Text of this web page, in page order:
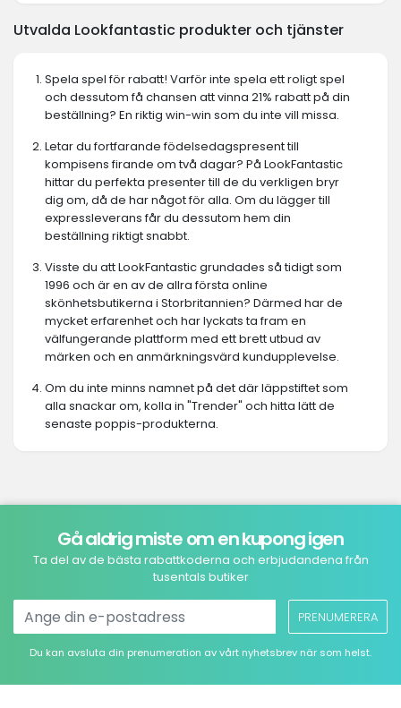
Utvalda Lookfantastic produkter och tjänster
Spela spel för rabatt! Varför inte spela ett roligt spel
och dessutom få chansen att vinna 21% rabatt på din
beställning? En riktig win-win som du inte vill missa.
Letar du fortfarande födelsedagspresent till
kompisens firande om två dagar? På LookFantastic
hittar du perfekta presenter till de du verkligen bryr
dig om, då de har något för alla. Om du lägger till
expressleverans får du dessutom hem din
beställning riktigt snabbt.
Visste du att LookFantastic grundades så tidigt som
1996 och är en av de allra första online
skönhetsbutikerna i Storbritannien? Därmed har de
mycket erfarenhet och har lyckats ta fram en
välfungerande plattform med ett brett utbud av
märken och en anmärkningsvärd kundupplevelse.
Om du inte minns namnet på det där läppstiftet som
alla snackar om, kolla in "Trender" och hitta lätt de
senaste poppis-produkterna.
Gå aldrig miste om en kupong igen
Ta del av de bästa rabattkoderna och erbjudandena från
tusentals butiker
PRENUMERERA
Du kan avsluta din prenumeration av vårt nyhetsbrev när som helst.